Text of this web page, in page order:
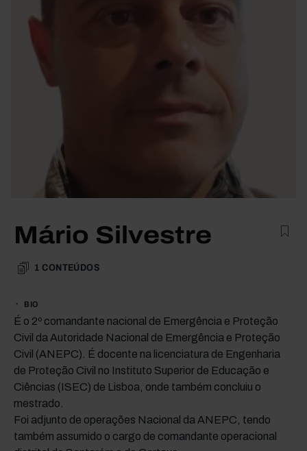
Mário Silvestre
1 CONTEÚDOS
BIO
É o 2º comandante nacional de Emergência e Proteção
Civil da Autoridade Nacional de Emergência e Proteção
Civil (ANEPC). É docente na licenciatura de Engenharia
de Proteção Civil no Instituto Superior de Educação e
Ciências (ISEC) de Lisboa, onde também concluiu o
mestrado.
Foi adjunto de operações Nacional da ANEPC, tendo
também assumido o cargo de comandante operacional